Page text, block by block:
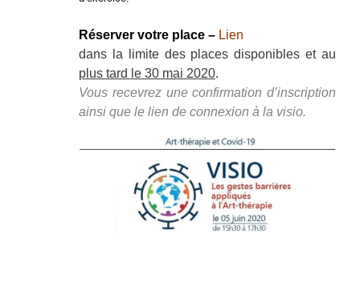
Réserver votre place – Lien
dans la limite des places disponibles et au
plus tard le 30 mai 2020.
Vous recevrez une confirmation d’inscription
ainsi que le lien de connexion à la visio.